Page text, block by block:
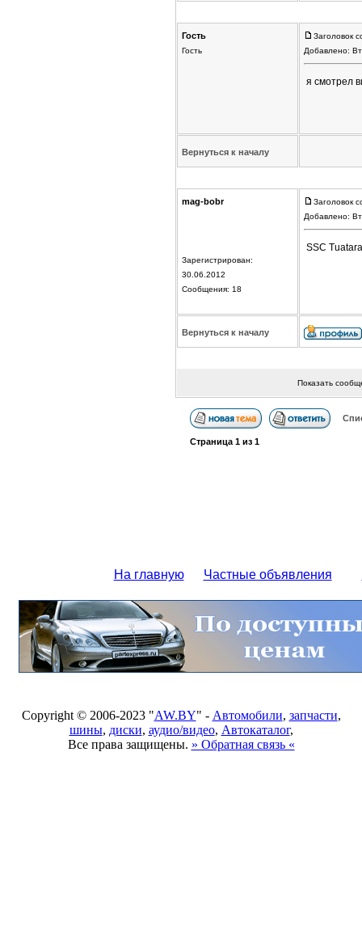
Гость
Гость
Заголовок
Добавлено:
я смотрел
Вернуться к началу
mag-bobr
Зарегистрирован:
30.06.2012
Сообщения: 18
Заголовок
Добавлено:
SSC
Вернуться к началу
Показать
Страница 1из 1
На главную Частные объявления
Copyright © 2006-2023 "AW.BY" - Автомобили, запчасти,
шины, диски, аудио/видео, Автокаталог,
Все права защищены. » Обратная связь «